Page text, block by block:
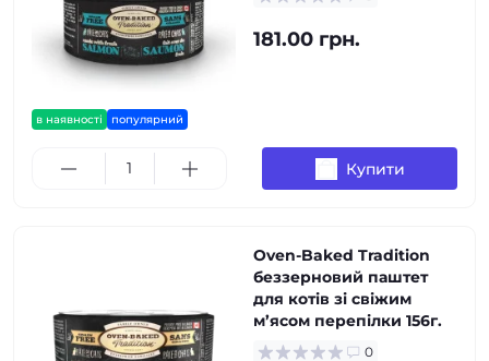
в наявності популярний
181.00 грн.
Купити
Oven-Baked Tradition
беззерновий паштет
для котів зі свіжим
м’ясом перепілки 156г.
0